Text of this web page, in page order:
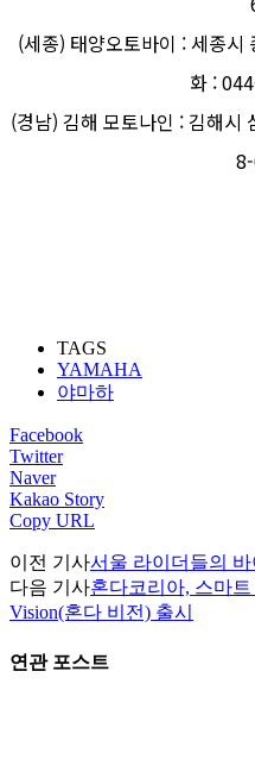
(세종) 태양오토바이 : 세종
화 :
(경남) 김해 모토나인 : 김해
TAGS
YAMAHA
야마하
Facebook
Twitter
Naver
Kakao Story
Copy URL
이전 기사서울 라이더들의
다음 기사혼다코리아, 스마
Vision(혼다 비전) 출시
연관 포스트